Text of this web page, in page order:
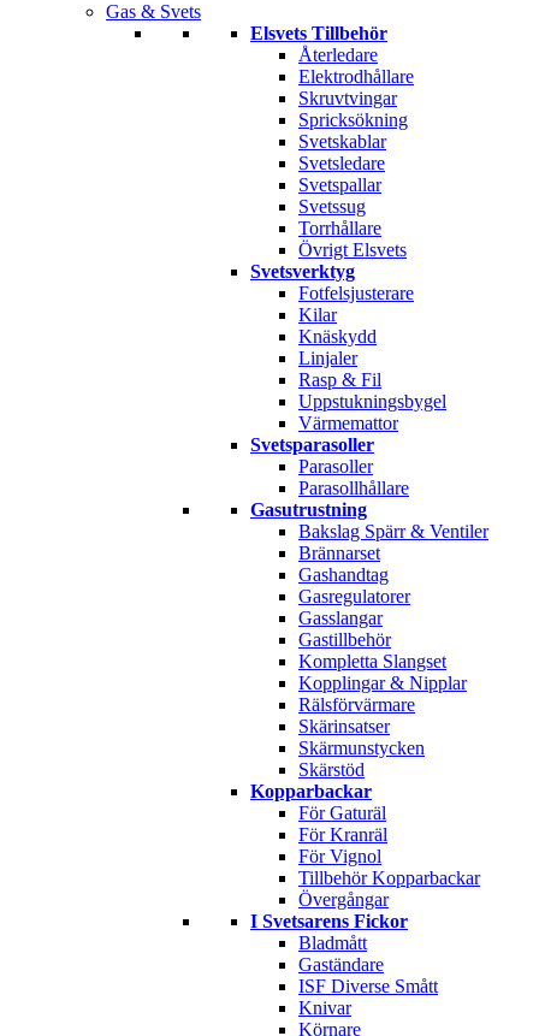
Gas & Svets
Elsvets Tillbehör
Återledare
Elektrodhållare
Skruvtvingar
Spricksökning
Svetskablar
Svetsledare
Svetspallar
Svetssug
Torrhållare
Övrigt Elsvets
Svetsverktyg
Fotfelsjusterare
Kilar
Knäskydd
Linjaler
Rasp & Fil
Uppstukningsbygel
Värmemattor
Svetsparasoller
Parasoller
Parasollhållare
Gasutrustning
Bakslag Spärr & Ventiler
Brännarset
Gashandtag
Gasregulatorer
Gasslangar
Gastillbehör
Kompletta Slangset
Kopplingar & Nipplar
Rälsförvärmare
Skärinsatser
Skärmunstycken
Skärstöd
Kopparbackar
För Gaturäl
För Kranräl
För Vignol
Tillbehör Kopparbackar
Övergångar
I Svetsarens Fickor
Bladmått
Gaständare
ISF Diverse Smått
Knivar
Körnare